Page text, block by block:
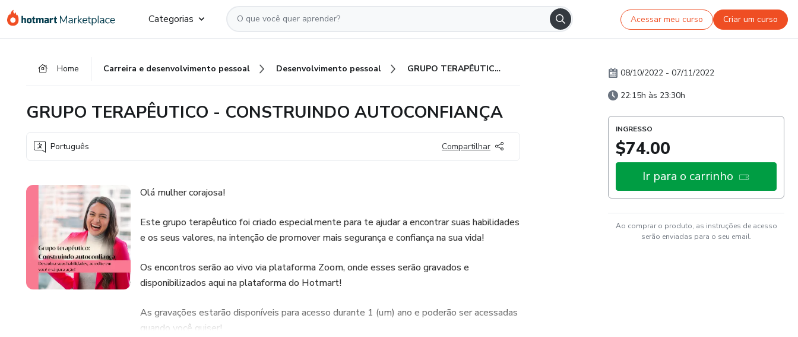
para
para
para
Categorias Acessar meu curso Criar um curso
Home Carreira e desenvolvimento pessoal Desenvolvimento pessoal GRUPO TERAPÊUTICO - CONSTRUINDO AUTOCONFIANÇA
GRUPO TERAPÊUTICO - CONSTRUINDO AUTOCONFIANÇA
Português Compartilhar
Olá mulher corajosa!
Este grupo terapêutico foi criado especialmente para te ajudar a encontrar suas habilidades
e os seus valores, na intenção de promover mais segurança e confiança na sua vida!
Os encontros serão ao vivo via plataforma Zoom, onde esses serão gravados e
disponibilizados aqui na plataforma do Hotmart!
As gravações estarão disponíveis para acesso durante 1 (um) ano e poderão ser acessadas
quando você quiser!
08/10/2022 - 07/11/2022
22:15h às 23:30h
INGRESSO
$74.00
Ir para o carrinho
Ao comprar o produto, as instruções de acesso
serão enviadas para o seu email.